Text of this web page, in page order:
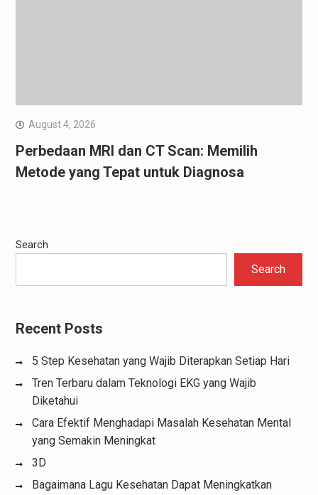
August 4, 2026
Perbedaan MRI dan CT Scan: Memilih
Metode yang Tepat untuk Diagnosa
Search
Search
Recent Posts
5 Step Kesehatan yang Wajib Diterapkan Setiap Hari
Tren Terbaru dalam Teknologi EKG yang Wajib
Diketahui
Cara Efektif Menghadapi Masalah Kesehatan Mental
yang Semakin Meningkat
3D
Bagaimana Lagu Kesehatan Dapat Meningkatkan